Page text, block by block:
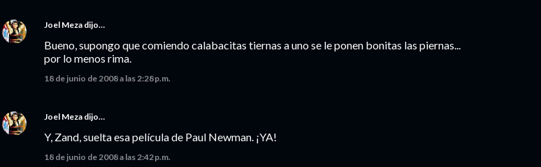
Joel Meza dijo…
Bueno, supongo que comiendo calabacitas tiernas a uno se le ponen bonitas las piernas...
por lo menos rima.
18 de junio de 2008 a las 2:28 p.m.
Joel Meza dijo…
Y, Zand, suelta esa película de Paul Newman. ¡YA!
18 de junio de 2008 a las 2:42 p.m.